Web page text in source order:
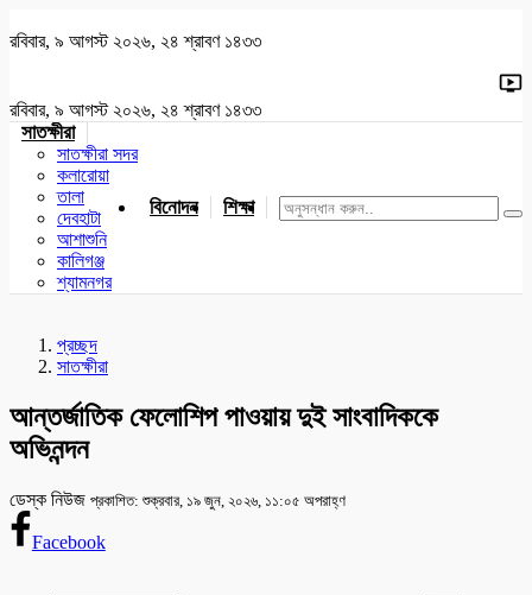
রবিবার, ৯ আগস্ট ২০২৬, ২৪ শ্রাবণ ১৪৩৩
রবিবার, ৯ আগস্ট ২০২৬, ২৪ শ্রাবণ ১৪৩৩
সাতক্ষীরা
সাতক্ষীরা সদর
কলারোয়া
তালা
দেবহাটা
আশাশুনি
কালিগঞ্জ
শ্যামনগর
বিনোদন শিক্ষা খেলাধুলা জাতীয় যশোর
প্রচ্ছদ
সাতক্ষীরা
আন্তর্জাতিক ফেলোশিপ পাওয়ায় দুই সাংবাদিককে
অভিনন্দন
ডেস্ক নিউজ প্রকাশিত: শুক্রবার, ১৯ জুন, ২০২৬, ১১:০৫ অপরাহ্ণ
Facebook